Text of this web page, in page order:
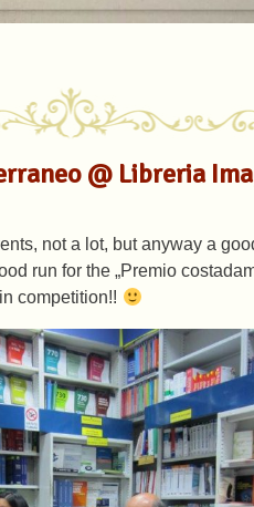
@ Libreria
not a lot, but anyway a
run for the „Premio
in competition!!